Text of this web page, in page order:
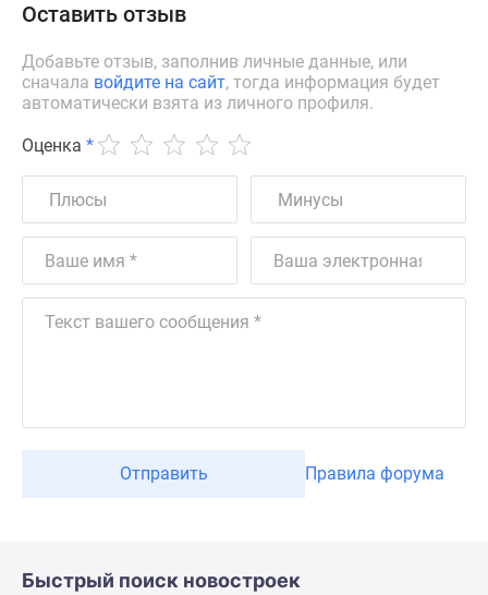
Оставить отзыв
Добавьте отзыв, заполнив личные данные, или
сначала войдите на сайт, тогда информация будет
автоматически взята из личного профиля.
Оценка *
Отправить Правила форума
Быстрый поиск новостроек